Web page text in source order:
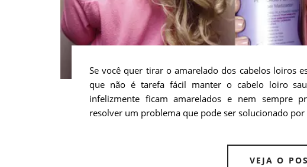
Se você quer tirar o amarelado dos cabelos loiros
que não é tarefa fácil manter o cabelo loiro
infelizmente ficam amarelados e nem sempre
resolver um problema que pode ser solucionado por
VEJA O